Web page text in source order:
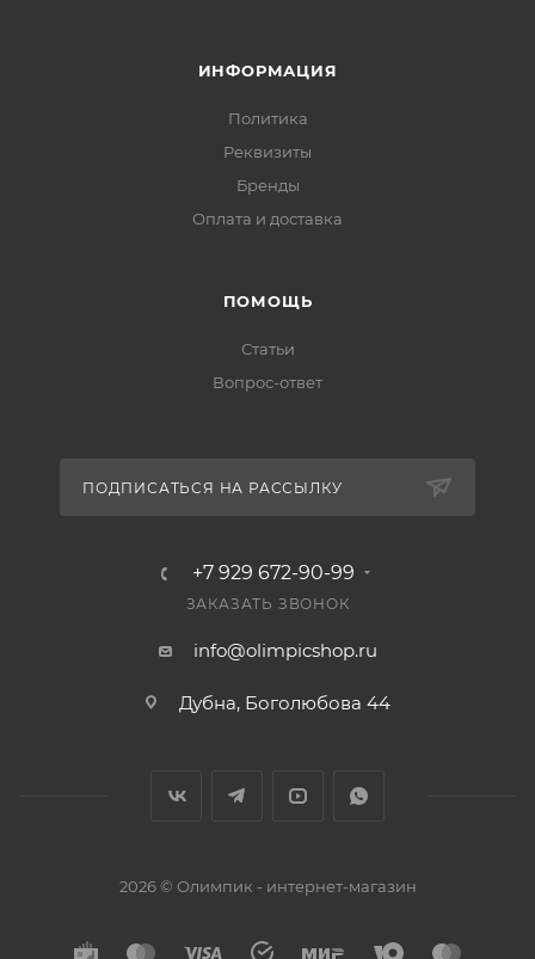
ИНФОРМАЦИЯ
Политика
Реквизиты
Бренды
Оплата и доставка
ПОМОЩЬ
Статьи
Вопрос-ответ
ПОДПИСАТЬСЯ НА РАССЫЛКУ
+7 929 672-90-99
ЗАКАЗАТЬ ЗВОНОК
info@olimpicshop.ru
Дубна, Боголюбова 44
2026 © Олимпик - интернет-магазин